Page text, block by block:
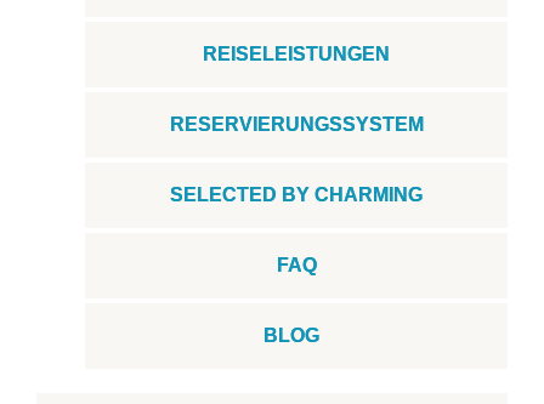
REISELEISTUNGEN
RESERVIERUNGSSYSTEM
SELECTED BY CHARMING
FAQ
BLOG